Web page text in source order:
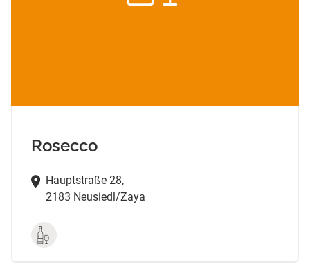
Rosecco
Hauptstraße 28,
2183 Neusiedl/Zaya